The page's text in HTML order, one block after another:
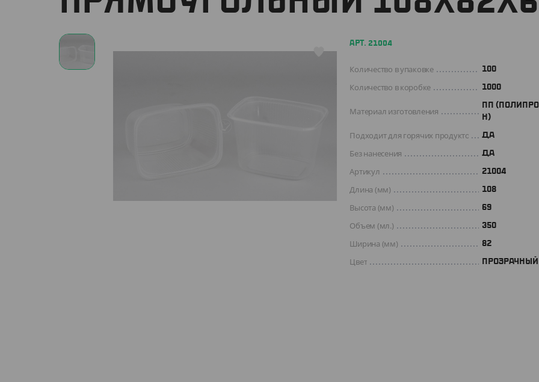
АРТ. 21004
Количество в упаковке 100
Количество в коробке 1000
Материал изготовления
ПП
Н)
Подходит для горячих продуктов ДА
Без нанесения ДА
Артикул 21004
Длина (мм) 108
Высота (мм) 69
Объем (мл.) 350
Ширина (мм) 82
Цвет ПРОЗРАЧНЫЙ